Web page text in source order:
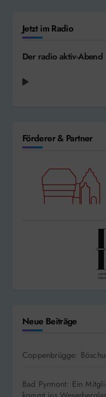
Jetzt im Radio
Der radio aktiv-Abend
Förderer & Partner
Neue Beiträge
Coppenbrügge:
Bad Pyrmont: Ein